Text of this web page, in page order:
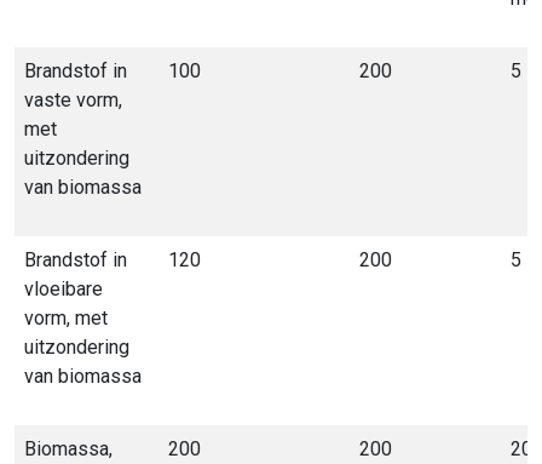
Brandstof in
vaste vorm,
met
uitzondering
van biomassa
100 200 5
Brandstof in
vloeibare
vorm, met
uitzondering
van biomassa
120 200 5
Biomassa,
200 200 20